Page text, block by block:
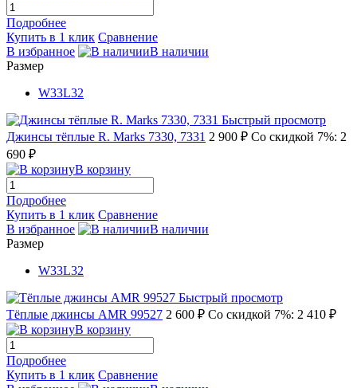
Подробнее
Купить в 1 клик Сравнение
В избранное
В наличии
Размер
W33L32
Быстрый просмотр
Джинсы тёплые R. Marks 7330, 7331 2 900 ₽ Со скидкой 7%: 2
690 ₽
В корзину
Подробнее
Купить в 1 клик Сравнение
В избранное
В наличии
Размер
W33L32
Быстрый просмотр
Тёплые джинсы AMR 99527 2 600 ₽ Со скидкой 7%: 2 410 ₽
В корзину
Подробнее
Купить в 1 клик Сравнение